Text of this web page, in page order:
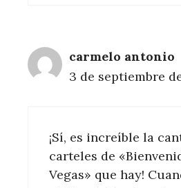
carmelo antonio
3 de septiembre
¡Sí, es increíble la
carteles de
Vegas» que hay!